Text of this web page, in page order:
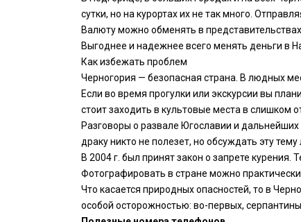
сутки, но на курортах их не так много.
Валюту можно обменять в
Выгоднее и надежнее всего менять деньги в
Как избежать проблем
Черногория — безопасная страна. В людных
Если во время прогулки или экскурсии вы
стоит заходить в культовые места в слишком
Разговоры о развале Югославии и
драку никто не полезет, но обсуждать эту тему
В 2004 г. был принят закон о запрете
Фотографировать в стране можно
Что касается природных опасностей, то в
особой осторожностью: во-первых,